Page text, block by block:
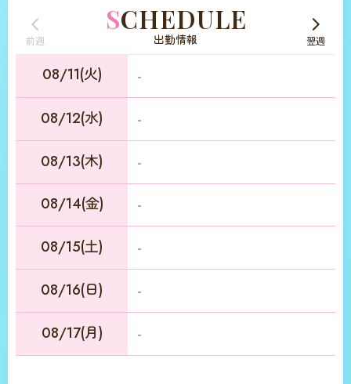
SCHEDULE
出勤情報
前週 翌週
08/11(火) -
08/12(水) -
08/13(木) -
08/14(金) -
08/15(土) -
08/16(日) -
08/17(月) -